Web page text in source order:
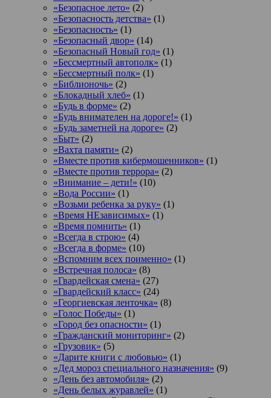
«Безопасное лето» (2)
«Безопасность детства» (1)
«Безопасность» (1)
«Безопасный двор» (14)
«Безопасный Новый год» (1)
«Бессмертный автополк» (1)
«Бессмертный полк» (1)
«Библионочь» (2)
«Блокадный хлеб» (1)
«Будь в форме» (2)
«Будь внимателен на дороге!» (1)
«Будь заметней на дороге» (2)
«Быт» (2)
«Вахта памяти» (2)
«Вместе против кибермошенников» (1)
«Вместе против террора» (2)
«Внимание – дети!» (10)
«Вода России» (1)
«Возьми ребенка за руку» (1)
«Время НЕзависимых» (1)
«Время помнить» (1)
«Всегда в строю» (4)
«Всегда в форме» (10)
«Вспомним всех поименно» (1)
«Встречная полоса» (8)
«Гвардейская смена» (27)
«Гвардейский класс» (24)
«Георгиевская ленточка» (8)
«Голос Победы» (1)
«Город без опасности» (1)
«Гражданский мониторинг» (2)
«Грузовик» (5)
«Дарите книги с любовью» (1)
«Дед мороз специального назначения» (9)
«День без автомобиля» (2)
«День белых журавлей» (1)